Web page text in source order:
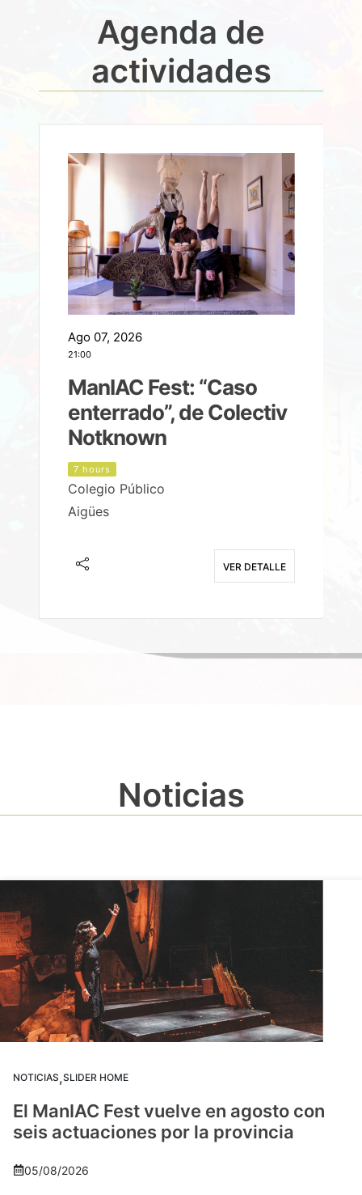
Agenda de
actividades
Ago 07, 2026
21:00
ManIAC Fest: “Caso
enterrado”, de Colectiv
Notknown
7 hours
Colegio Público
Aigües
VER DETALLE
Noticias
NOTICIAS,SLIDER HOME
El ManIAC Fest vuelve en agosto con
seis actuaciones por la provincia
05/08/2026